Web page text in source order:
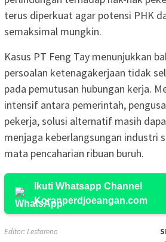
terus diperkuat agar potensi PHK
semaksimal mungkin.
Kasus PT Feng Tay menunjukkan
persoalan ketenagakerjaan tidak
pada pemutusan hubungan kerja.
intensif antara pemerintah,
pekerja, solusi alternatif masih
menjaga keberlangsungan industri
mata pencaharian ribuan buruh.
Ikuti Whatsapp Channel
Koranperdjoeangan.com
Editor: Lestareno